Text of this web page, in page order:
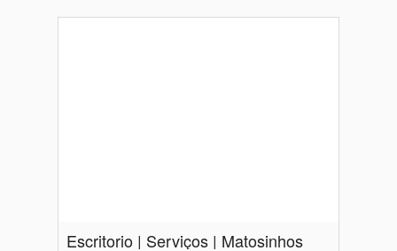
Escritorio | Serviços | Matosinhos